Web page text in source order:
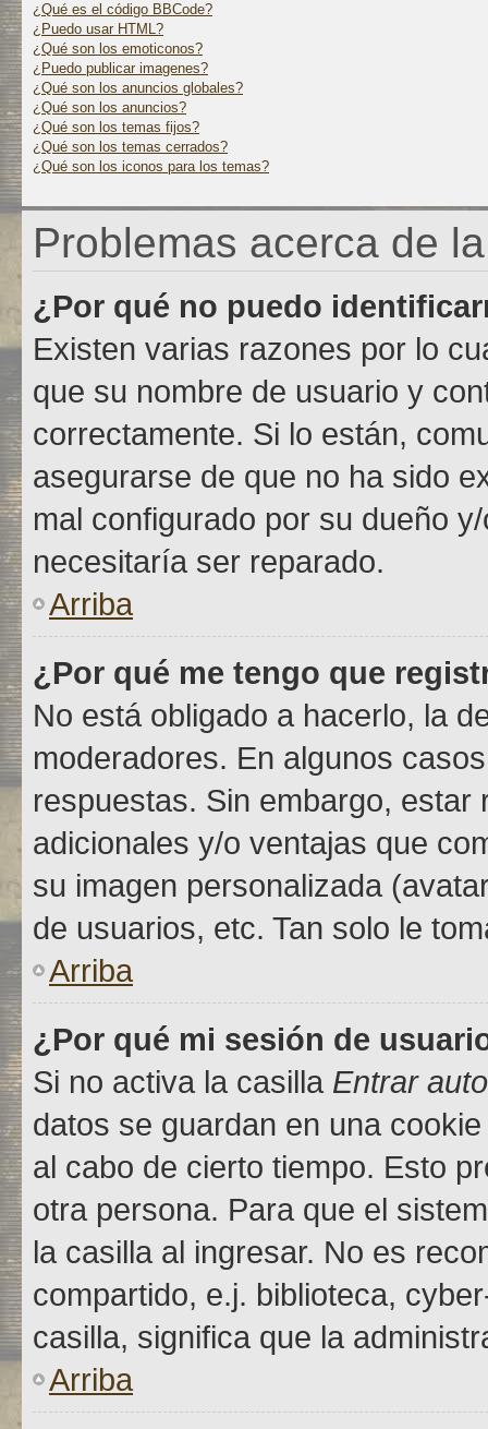
¿Qué es el código BBCode?
¿Puedo usar HTML?
¿Qué son los emoticonos?
¿Puedo publicar imagenes?
¿Qué son los anuncios globales?
¿Qué son los anuncios?
¿Qué son los temas fijos?
¿Qué son los temas cerrados?
¿Qué son los iconos para los temas?
Problemas acerca de
¿Por qué no puedo
Existen varias razones por lo
que su nombre de usuario y
correctamente. Si lo están,
asegurarse de que no ha sido
mal configurado por su dueño
necesitaría ser reparado.
Arriba
¿Por qué me tengo que
No está obligado a hacerlo, la
moderadores. En algunos
respuestas. Sin embargo,
adicionales y/o ventajas que
su imagen personalizada
de usuarios, etc. Tan solo le
Arriba
¿Por qué mi sesión de
Si no activa la casilla Entrar
datos se guardan en una
al cabo de cierto tiempo. Esto
otra persona. Para que el
la casilla al ingresar. No es
compartido, e.j. biblioteca,
casilla, significa que la
Arriba